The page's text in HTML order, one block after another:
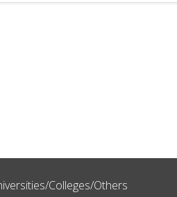
Colleges/Others